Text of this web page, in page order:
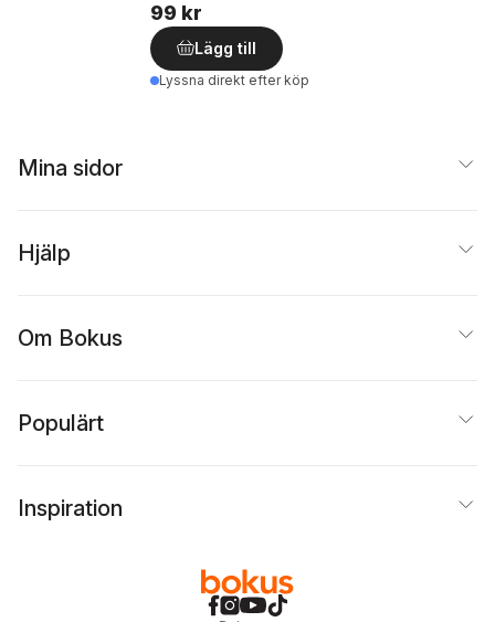
99 kr
Lägg till
Lyssna direkt efter köp
Mina sidor
Hjälp
Om Bokus
Populärt
Inspiration